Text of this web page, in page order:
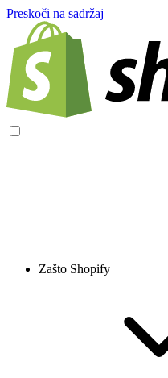
Preskoči na sadržaj
Zašto Shopify